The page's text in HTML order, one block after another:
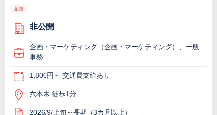
派遣
非公開
企画・マーケティング（企画・マーケティング）、一般
事務
1,800円～ 交通費支給あり
六本木 徒歩1分
2026/9/上旬～長期（3カ月以上）